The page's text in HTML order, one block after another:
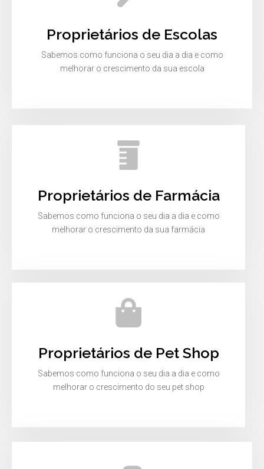
Proprietários de Escolas
Sabemos como funciona o seu dia a dia e como
melhorar o crescimento da sua escola
Proprietários de Farmácia
Sabemos como funciona o seu dia a dia e como
melhorar o crescimento da sua farmácia
Proprietários de Pet Shop
Sabemos como funciona o seu dia a dia e como
melhorar o crescimento do seu pet shop